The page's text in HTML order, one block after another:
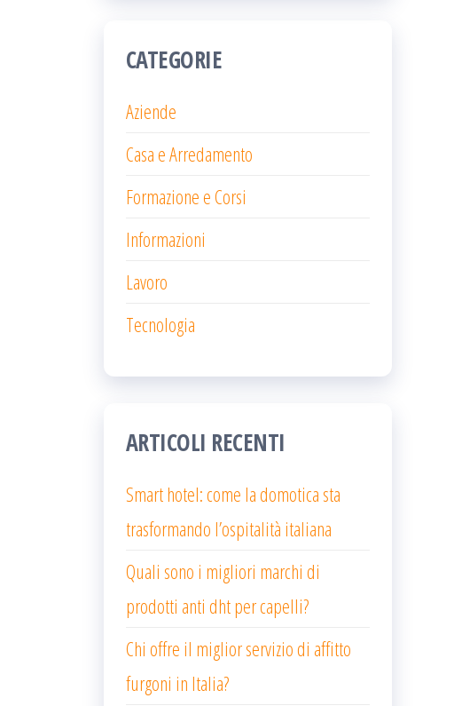
CATEGORIE
Aziende
Casa e Arredamento
Formazione e Corsi
Informazioni
Lavoro
Tecnologia
ARTICOLI RECENTI
Smart hotel: come la domotica sta
trasformando l’ospitalità italiana
Quali sono i migliori marchi di
prodotti anti dht per capelli?
Chi offre il miglior servizio di affitto
furgoni in Italia?